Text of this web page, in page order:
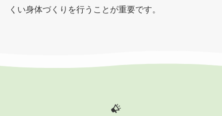
くい身体づくりを行うことが重要です。